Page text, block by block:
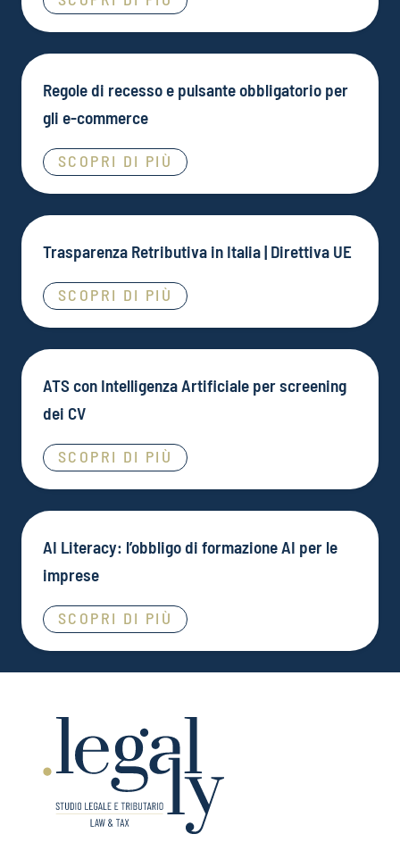
Regole di recesso e pulsante obbligatorio per
gli e-commerce
SCOPRI DI PIÙ
Trasparenza Retributiva in Italia | Direttiva UE
SCOPRI DI PIÙ
ATS con Intelligenza Artificiale per screening
dei CV
SCOPRI DI PIÙ
AI Literacy: l’obbligo di formazione AI per le
imprese
SCOPRI DI PIÙ